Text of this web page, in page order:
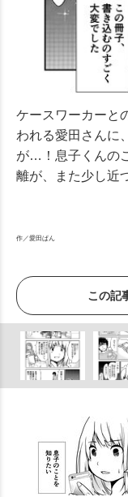
ケースワーカーと
われる愛田さんに
が…！息子くんの
離が、また少し近
​作／愛田ぱん
この記